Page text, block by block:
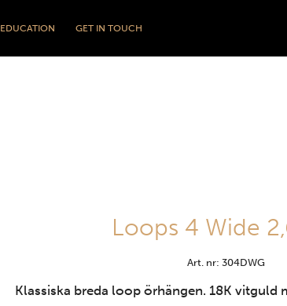
EDUCATION GET IN TOUCH
Loops 4 Wide
Art. nr: 304DWG
Klassiska breda loop örhängen. 18K vitguld